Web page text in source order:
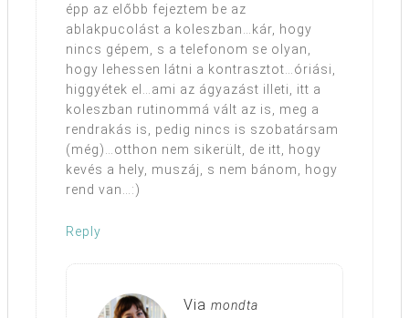
épp az előbb fejeztem be az
ablakpucolást a koleszban…kár, hogy
nincs gépem, s a telefonom se olyan,
hogy lehessen látni a kontrasztot…óriási,
higgyétek el…ami az ágyazást illeti, itt a
koleszban rutinommá vált az is, meg a
rendrakás is, pedig nincs is szobatársam
(még)…otthon nem sikerült, de itt, hogy
kevés a hely, muszáj, s nem bánom, hogy
rend van…:)
Reply
Via mondta